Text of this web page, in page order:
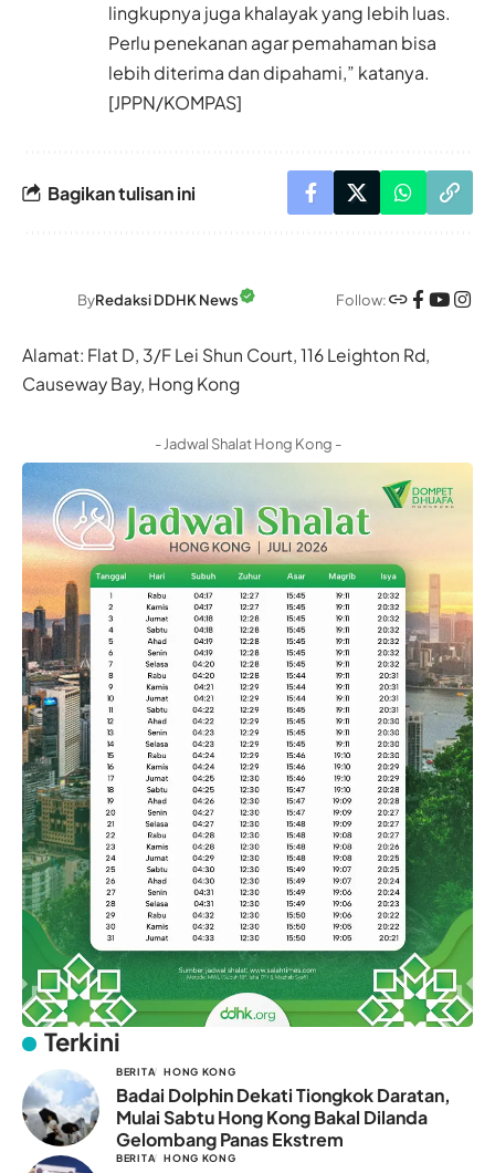
lingkupnya juga khalayak yang lebih luas.
Perlu penekanan agar pemahaman bisa
lebih diterima dan dipahami,” katanya.
[JPPN/KOMPAS]
Bagikan tulisan ini
ByRedaksi DDHK News Follow:
Alamat: Flat D, 3/F Lei Shun Court, 116 Leighton Rd,
Causeway Bay, Hong Kong
- Jadwal Shalat Hong Kong -
Terkini
BERITA HONG KONG
Badai Dolphin Dekati Tiongkok Daratan,
Mulai Sabtu Hong Kong Bakal Dilanda
Gelombang Panas Ekstrem
BERITA HONG KONG